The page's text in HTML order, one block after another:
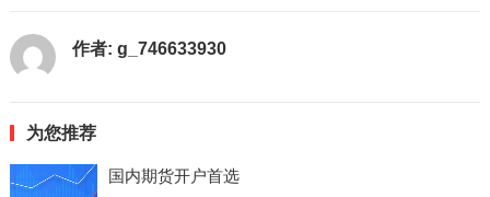
作者: g_746633930
为您推荐
国内期货开户首选